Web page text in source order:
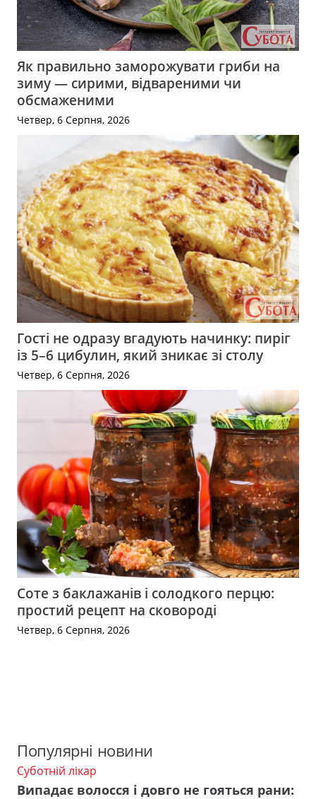
Як правильно заморожувати гриби на
зиму — сирими, відвареними чи
обсмаженими
Четвер, 6 Серпня, 2026
Гості не одразу вгадують начинку: пиріг
із 5–6 цибулин, який зникає зі столу
Четвер, 6 Серпня, 2026
Соте з баклажанів і солодкого перцю:
простий рецепт на сковороді
Четвер, 6 Серпня, 2026
Популярні новини
Суботній лікар
Випадає волосся і довго не гояться рани: